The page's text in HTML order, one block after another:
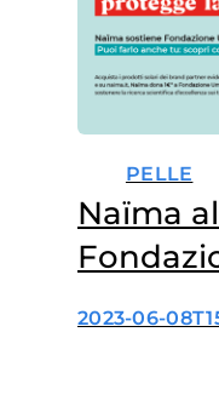
PELLE
Naïma
la salute
2023-06-